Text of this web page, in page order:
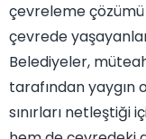
çevreleme
çevrede
Belediyeler,
tarafından yaygın
sınırları netleştiği